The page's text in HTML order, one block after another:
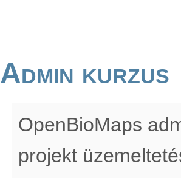
Admin kurzus
OpenBioMaps
projekt